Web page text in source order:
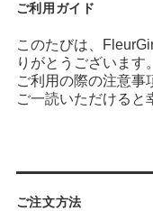
ご利用ガイド
このたびは、
りがとうございます。
ご利用の際の注意事
ご一読いただけると
ご注文方法